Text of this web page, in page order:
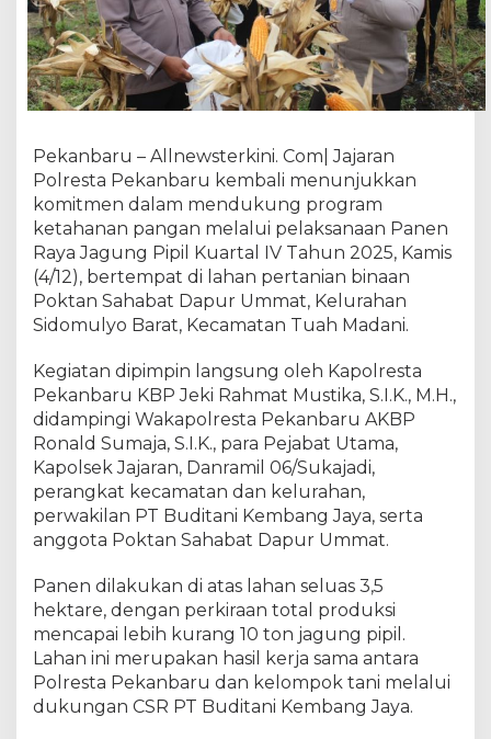
u
L
a
k
a
k
a
n
P
a
n
n
R
a
y
a
J
a
g
u
n
P
l
K
u
Pekanbaru – Allnewsterkini. Com| Jajaran
Polresta Pekanbaru kembali menunjukkan
komitmen dalam mendukung program
ketahanan pangan melalui pelaksanaan Panen
Raya Jagung Pipil Kuartal IV Tahun 2025, Kamis
(4/12), bertempat di lahan pertanian binaan
Poktan Sahabat Dapur Ummat, Kelurahan
Sidomulyo Barat, Kecamatan Tuah Madani.
Kegiatan dipimpin langsung oleh Kapolresta
Pekanbaru KBP Jeki Rahmat Mustika, S.I.K., M.H.,
didampingi Wakapolresta Pekanbaru AKBP
Ronald Sumaja, S.I.K., para Pejabat Utama,
Kapolsek Jajaran, Danramil 06/Sukajadi,
perangkat kecamatan dan kelurahan,
perwakilan PT Buditani Kembang Jaya, serta
anggota Poktan Sahabat Dapur Ummat.
Panen dilakukan di atas lahan seluas 3,5
hektare, dengan perkiraan total produksi
mencapai lebih kurang 10 ton jagung pipil.
Lahan ini merupakan hasil kerja sama antara
Polresta Pekanbaru dan kelompok tani melalui
dukungan CSR PT Buditani Kembang Jaya.